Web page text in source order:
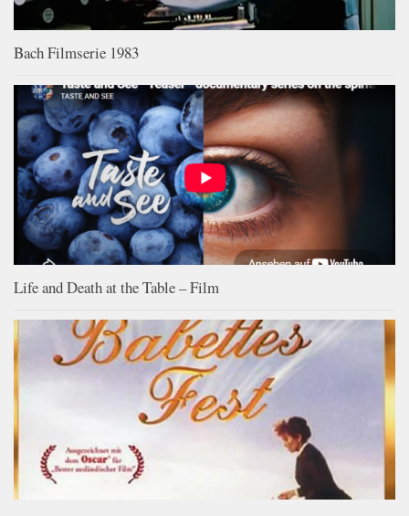
Bach Filmserie 1983
Life and Death at the Table – Film